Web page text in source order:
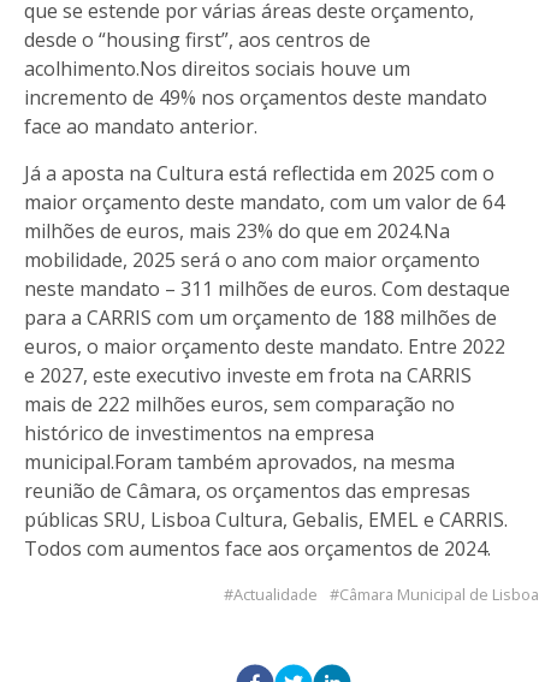
que se estende por várias áreas deste orçamento,
desde o “housing first”, aos centros de
acolhimento.Nos direitos sociais houve um
incremento de 49% nos orçamentos deste mandato
face ao mandato anterior.
Já a aposta na Cultura está reflectida em 2025 com o
maior orçamento deste mandato, com um valor de 64
milhões de euros, mais 23% do que em 2024.Na
mobilidade, 2025 será o ano com maior orçamento
neste mandato – 311 milhões de euros. Com destaque
para a CARRIS com um orçamento de 188 milhões de
euros, o maior orçamento deste mandato. Entre 2022
e 2027, este executivo investe em frota na CARRIS
mais de 222 milhões euros, sem comparação no
histórico de investimentos na empresa
municipal.Foram também aprovados, na mesma
reunião de Câmara, os orçamentos das empresas
públicas SRU, Lisboa Cultura, Gebalis, EMEL e CARRIS.
Todos com aumentos face aos orçamentos de 2024.
Actualidade Câmara Municipal de Lisboa